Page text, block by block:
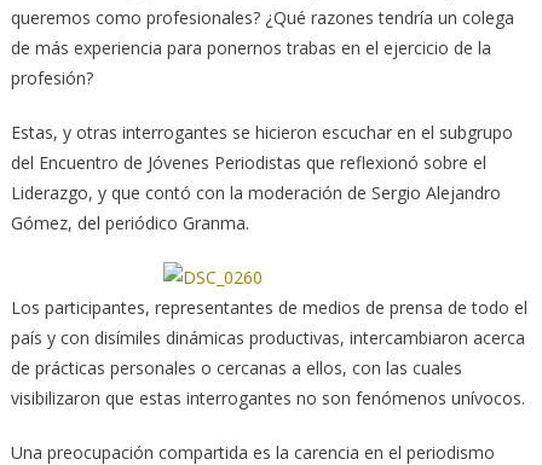
queremos como profesionales? ¿Qué razones tendría un colega
de más experiencia para ponernos trabas en el ejercicio de la
profesión?
Estas, y otras interrogantes se hicieron escuchar en el subgrupo
del Encuentro de Jóvenes Periodistas que reflexionó sobre el
Liderazgo, y que contó con la moderación de Sergio Alejandro
Gómez, del periódico Granma.
Los participantes, representantes de medios de prensa de todo el
país y con disímiles dinámicas productivas, intercambiaron acerca
de prácticas personales o cercanas a ellos, con las cuales
visibilizaron que estas interrogantes no son fenómenos unívocos.
Una preocupación compartida es la carencia en el periodismo